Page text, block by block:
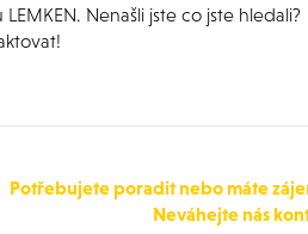
Nenašli jste co jste hledali?
Potřebujete poradit nebo máte
Neváhejte nás